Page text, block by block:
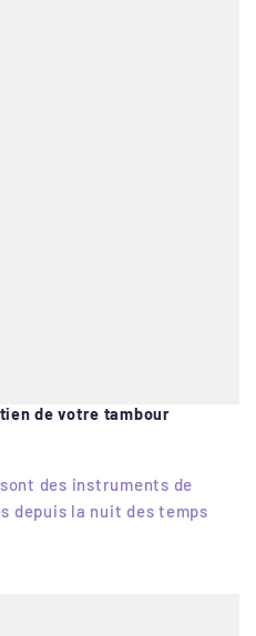
de votre tambour
des instruments de
depuis la nuit des temps